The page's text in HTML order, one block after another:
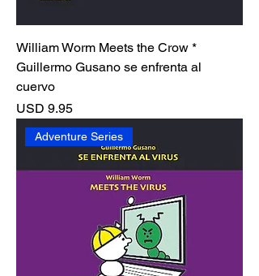
William Worm Meets the Crow *
Guillermo Gusano se enfrenta al
cuervo
Precio
USD 9.95
Adventure Series